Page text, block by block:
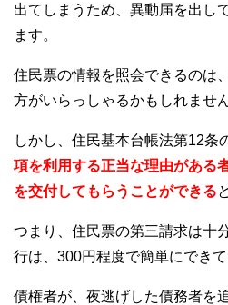
出てしまうため、異動届を出し
ます。
住民票の情報を照会できるのは
方がいらっしゃるかもしれません
しかし、住民基本台帳法第12条
項を利用する正当な理由がある
を交付してもらうことができる
つまり、住民票の第三請求は十
行は、300円程度で簡単にできて
債権者が、夜逃げした債務者を